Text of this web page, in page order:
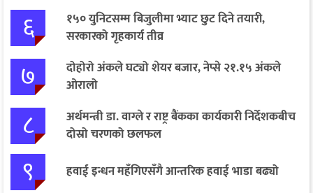
६
१५० युनिटसम्म बिजुलीमा भ्याट छुट दिने तयारी,
सरकारको गृहकार्य तीव्र
७
दोहोरो अंकले घट्यो शेयर बजार, नेप्से २१.१५ अंकले
ओरालो
८
अर्थमन्त्री डा. वाग्ले र राष्ट्र बैंकका कार्यकारी निर्देशकबीच
दोस्रो चरणको छलफल
९ हवाई इन्धन महँगिएसँगै आन्तरिक हवाई भाडा बढ्यो